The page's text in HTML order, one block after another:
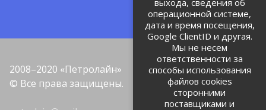
2008–2020 «Петролайн»
© Все права защищены.
выхода, сведения об
операционной системе,
дата и время посещения,
Google ClientID и другая.
Мы не несем
ответственности за
способы использования
файлов cookies
сторонними
поставщиками и